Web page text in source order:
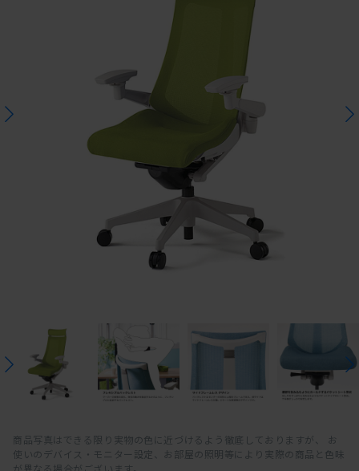
商品写真はできる限り実物の色に近づけるよう徹底しておりますが、 お
使いのデバイス・モニター設定、お部屋の照明等により実際の商品と色味
が異なる場合がございます。